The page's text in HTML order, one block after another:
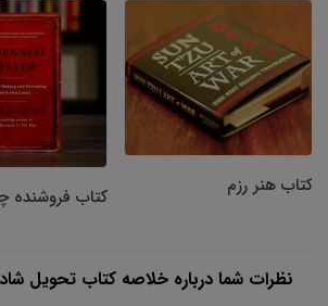
کتاب هنر رزم کتاب فروشنده
نظرات شما درباره خلاصه کتاب تحویل